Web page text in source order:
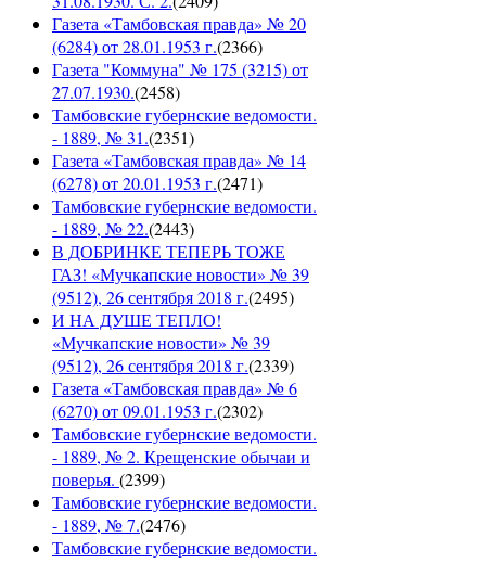
Газета «Тамбовская правда» № 20
(6284) от 28.01.1953 г.(2366)
Газета "Коммуна" № 175 (3215) от
27.07.1930.(2458)
Тамбовские губернские ведомости.
- 1889, № 31.(2351)
Газета «Тамбовская правда» № 14
(6278) от 20.01.1953 г.(2471)
Тамбовские губернские ведомости.
- 1889, № 22.(2443)
В ДОБРИНКЕ ТЕПЕРЬ ТОЖЕ
ГАЗ! «Мучкапские новости» № 39
(9512), 26 сентября 2018 г.(2495)
И НА ДУШЕ ТЕПЛО!
«Мучкапские новости» № 39
(9512), 26 сентября 2018 г.(2339)
Газета «Тамбовская правда» № 6
(6270) от 09.01.1953 г.(2302)
Тамбовские губернские ведомости.
- 1889, № 2. Крещенские обычаи и
поверья. (2399)
Тамбовские губернские ведомости.
- 1889, № 7.(2476)
Тамбовские губернские ведомости.